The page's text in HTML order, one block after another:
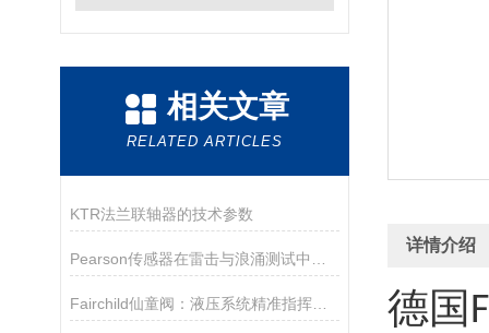
相关文章
RELATED ARTICLES
KTR法兰联轴器的技术参数
Fairchild仙童阀：液压系统精准指挥家的秘密
详情介绍
德国